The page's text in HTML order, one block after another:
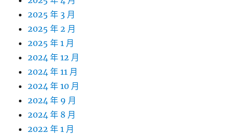
2025 年 3 月
2025 年 2 月
2025 年 1 月
2024 年 12 月
2024 年 11 月
2024 年 10 月
2024 年 9 月
2024 年 8 月
2022 年 1 月